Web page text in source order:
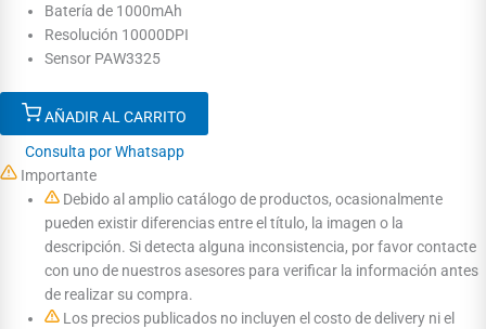
Batería de 1000mAh
Resolución 10000DPI
Sensor PAW3325
AÑADIR AL CARRITO
Consulta por Whatsapp
Importante
Debido al amplio catálogo de productos, ocasionalmente
pueden existir diferencias entre el título, la imagen o la
descripción. Si detecta alguna inconsistencia, por favor contacte
con uno de nuestros asesores para verificar la información antes
de realizar su compra.
Los precios publicados no incluyen el costo de delivery ni el